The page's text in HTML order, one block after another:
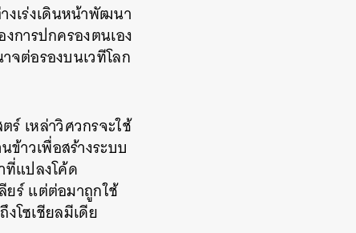
งเร่งเดินหน้าพัฒนา
การปกครองตนเอง
จต่อรองบนเวทีโลก
เหล่าวิศวกรจะใช้
าวเพื่อสร้างระบบ
ที่แปลงโค้ด
ยร์ แต่ต่อมาถูกใช้
โซเชียลมีเดีย